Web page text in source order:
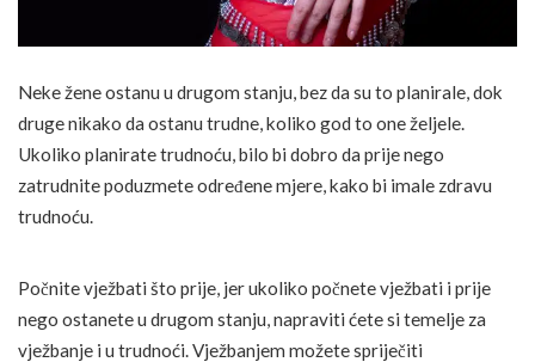
Neke žene ostanu u drugom stanju, bez da su to planirale, dok
druge nikako da ostanu trudne, koliko god to one željele.
Ukoliko planirate trudnoću, bilo bi dobro da prije nego
zatrudnite poduzmete određene mjere, kako bi imale zdravu
trudnoću.
Počnite vježbati što prije, jer ukoliko počnete vježbati i prije
nego ostanete u drugom stanju, napraviti ćete si temelje za
vježbanje i u trudnoći. Vježbanjem možete spriječiti